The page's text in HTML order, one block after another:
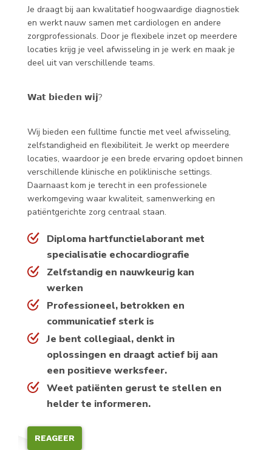
Je draagt bij aan kwalitatief hoogwaardige diagnostiek
en werkt nauw samen met cardiologen en andere
zorgprofessionals. Door je flexibele inzet op meerdere
locaties krijg je veel afwisseling in je werk en maak je
deel uit van verschillende teams.
𝗪𝗮𝘁 𝗯𝗶𝗲𝗱𝗲𝗻 𝘄𝗶𝗷?
Wij bieden een fulltime functie met veel afwisseling,
zelfstandigheid en flexibiliteit. Je werkt op meerdere
locaties, waardoor je een brede ervaring opdoet binnen
verschillende klinische en poliklinische settings.
Daarnaast kom je terecht in een professionele
werkomgeving waar kwaliteit, samenwerking en
patiëntgerichte zorg centraal staan.
Diploma hartfunctielaborant met
specialisatie echocardiografie
Zelfstandig en nauwkeurig kan
werken
Professioneel, betrokken en
communicatief sterk is
Je bent collegiaal, denkt in
oplossingen en draagt actief bij aan
een positieve werksfeer.
Weet patiënten gerust te stellen en
helder te informeren.
REAGEER